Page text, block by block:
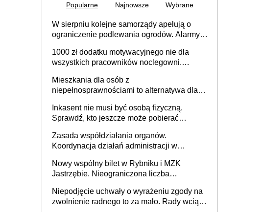
Popularne Najnowsze Wybrane
W sierpniu kolejne samorządy apelują o
ograniczenie podlewania ogrodów. Alarmy w
może objąć cały kraj
1000 zł dodatku motywacyjnego nie dla
wszystkich pracowników noclegowni.
Mieszkania dla osób z
niepełnosprawnościami to alternatywa dla
samodzielnie lub z rodziną
Inkasent nie musi być osobą fizyczną.
Sprawdź, kto jeszcze może pobierać
Zasada współdziałania organów.
Koordynacja działań administracji w
Nowy wspólny bilet w Rybniku i MZK
Jastrzębie. Nieograniczona liczba
Niepodjęcie uchwały o wyrażeniu zgody na
zwolnienie radnego to za mało. Rady wciąż